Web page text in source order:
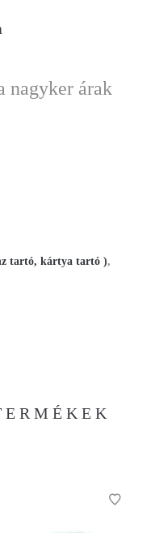
nagyker árak
tartó, kártya tartó ),